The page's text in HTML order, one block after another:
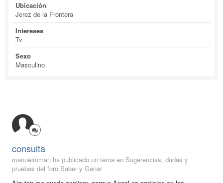
Ubicación
Jerez de la Frontera
Intereses
Tv
Sexo
Masculino
consulta
manuelroman ha publicado un tema en Sugerencias, dudas y
pruebas del foro Saber y Ganar